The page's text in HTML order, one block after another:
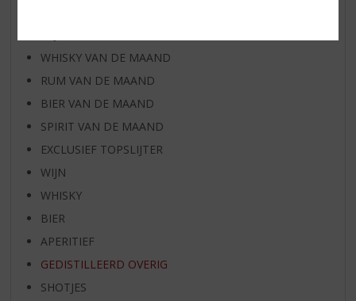
WHISKY VAN DE MAAND
RUM VAN DE MAAND
BIER VAN DE MAAND
SPIRIT VAN DE MAAND
EXCLUSIEF TOPSLIJTER
WIJN
WHISKY
BIER
APERITIEF
GEDISTILLEERD OVERIG
SHOTJES